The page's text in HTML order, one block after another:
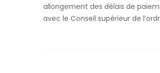
allongement des délais de
avec le Conseil supérieur de